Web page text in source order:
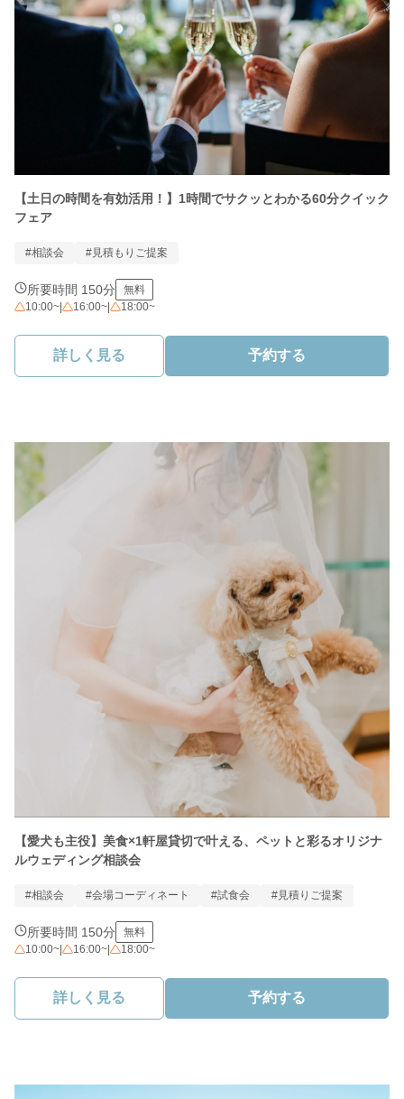
【土日の時間を有効活用！】1時間でサクッとわかる60分クイック
フェア
#相談会 #見積もりご提案
所要時間 150分
無料
10:00~
16:00~ 18:00~
詳しく見る 予約する
【愛犬も主役】美食×1軒屋貸切で叶える、ペットと彩るオリジナ
ルウェディング相談会
#相談会 #会場コーディネート #試食会 #見積りご提案
所要時間 150分
無料
10:00~
16:00~ 18:00~
詳しく見る 予約する